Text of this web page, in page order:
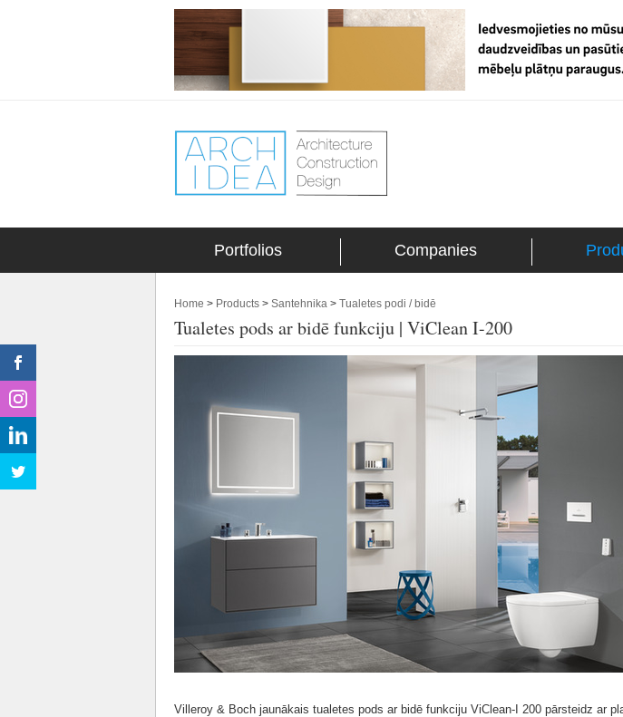
Portfolios Companies
Home > Products > Santehnika > Tualetes podi / bidē
Tualetes pods ar bidē funkciju | ViClean I-200
Villeroy & Boch jaunākais tualetes pods ar bidē funkciju ViClean-I 200 pārsteidz ar